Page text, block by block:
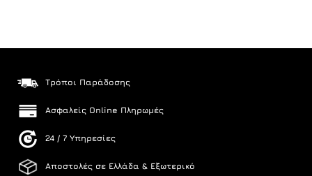
Τρόποι Παράδοσης
Ασφαλείς Online Πληρωμές
24 / 7 Υπηρεσίες
Αποστολές σε Ελλάδα & Εξωτερικό